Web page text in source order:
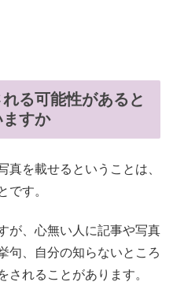
る可能性があると
すか
真を載せるということは、
です。
が、心無い人に記事や写真
句、自分の知らないところ
されることがあります。